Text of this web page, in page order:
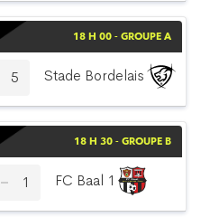
18 H 00 - GROUPE A
5 Stade Bordelais
18 H 30 - GROUPE B
1 FC Baal 1